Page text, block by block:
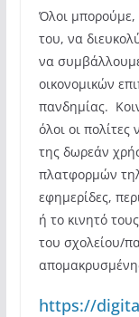
Όλοι μπορούμε,
του, να
να
οικονομικών
πανδημίας.
όλοι οι
της δωρεάν
πλατφορμών
εφημερίδες,
ή το κινητό
του σχολείου/
https://